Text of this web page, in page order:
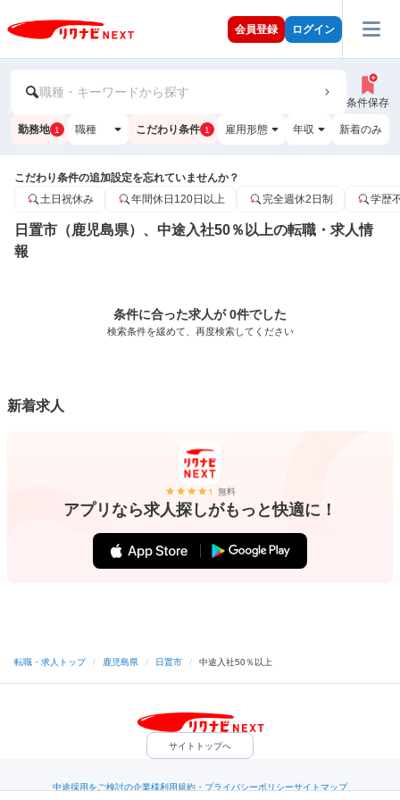
会員登録 ログイン
職種・キーワードから探す
条件保存
勤務地 1 職種 こだわり条件 1 雇用形態 年収 新着のみ
こだわり条件の追加設定を忘れていませんか？
土日祝休み
年間休日120日以上 完全週休2日制 学歴
日置市（鹿児島県）、中途入社50％以上の転職・求人情
報
条件に合った求人が 0件でした
検索条件を緩めて、再度検索してください
新着求人
無料
アプリなら求人探しがもっと快適に！
転職・求人トップ / 鹿児島県 / 日置市 / 中途入社50％以上
サイトトップへ
中途採用をご検討の企業様利用規約・プライバシーポリシーサイトマップ